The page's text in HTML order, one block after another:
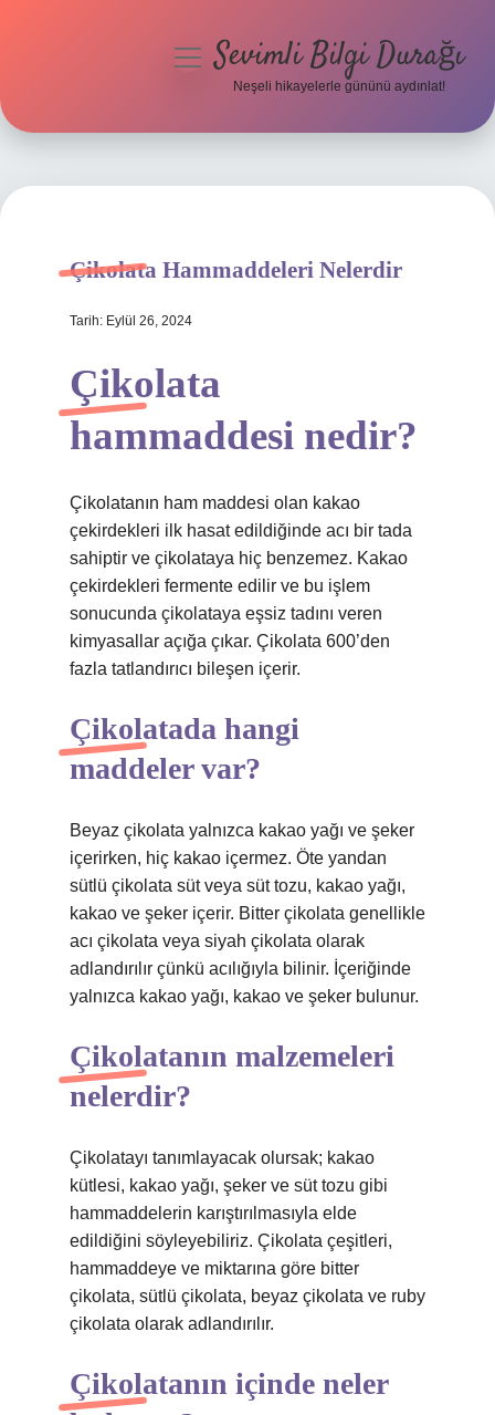
Hakkımızda
menüyüSevimli Bilgi Durağı
Neşeli hikayelerle gününü aydınlat!
Çikolata Hammaddeleri Nelerdir
Tarih: Eylül 26, 2024
Çikolata
hammaddesi nedir?
Çikolatanın ham maddesi olan kakao
çekirdekleri ilk hasat edildiğinde acı bir tada
sahiptir ve çikolataya hiç benzemez. Kakao
çekirdekleri fermente edilir ve bu işlem
sonucunda çikolataya eşsiz tadını veren
kimyasallar açığa çıkar. Çikolata 600’den
fazla tatlandırıcı bileşen içerir.
Çikolatada hangi
maddeler var?
Beyaz çikolata yalnızca kakao yağı ve şeker
içerirken, hiç kakao içermez. Öte yandan
sütlü çikolata süt veya süt tozu, kakao yağı,
kakao ve şeker içerir. Bitter çikolata genellikle
acı çikolata veya siyah çikolata olarak
adlandırılır çünkü acılığıyla bilinir. İçeriğinde
yalnızca kakao yağı, kakao ve şeker bulunur.
Çikolatanın malzemeleri
nelerdir?
Çikolatayı tanımlayacak olursak; kakao
kütlesi, kakao yağı, şeker ve süt tozu gibi
hammaddelerin karıştırılmasıyla elde
edildiğini söyleyebiliriz. Çikolata çeşitleri,
hammaddeye ve miktarına göre bitter
çikolata, sütlü çikolata, beyaz çikolata ve ruby
​​çikolata olarak adlandırılır.
Çikolatanın içinde neler